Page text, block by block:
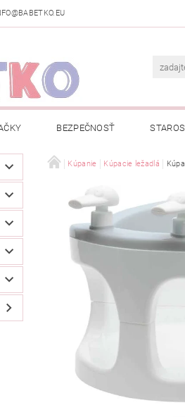
BEZPEČNOSŤ
POSLEDNÁ ŠANCA OBCHODNÉ
MOJA OBJEDNÁVKA
Kúpanie Kúpacie ležadlá